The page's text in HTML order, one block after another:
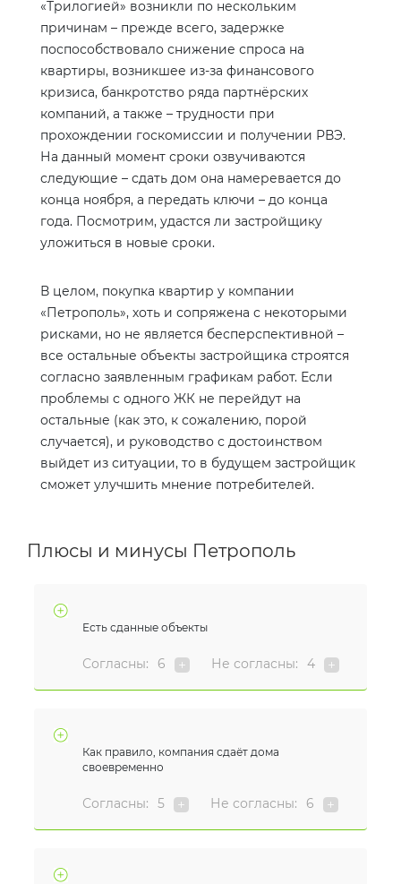
«Трилогией» возникли по нескольким
причинам – прежде всего, задержке
поспособствовало снижение спроса на
квартиры, возникшее из-за финансового
кризиса, банкротство ряда партнёрских
компаний, а также – трудности при
прохождении госкомиссии и получении РВЭ.
На данный момент сроки озвучиваются
следующие – сдать дом она намеревается до
конца ноября, а передать ключи – до конца
года. Посмотрим, удастся ли застройщику
уложиться в новые сроки.
В целом, покупка квартир у компании
«Петрополь», хоть и сопряжена с некоторыми
рисками, но не является бесперспективной –
все остальные объекты застройщика строятся
согласно заявленным графикам работ. Если
проблемы с одного ЖК не перейдут на
остальные (как это, к сожалению, порой
случается), и руководство с достоинством
выйдет из ситуации, то в будущем застройщик
сможет улучшить мнение потребителей.
Плюсы и минусы Петрополь
Есть сданные объекты
Согласны: 6 Не согласны: 4
Как правило, компания сдаёт дома
своевременно
Согласны: 5 Не согласны: 6